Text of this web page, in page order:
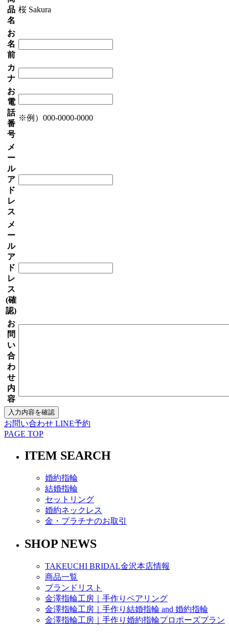
品
名
桜 Sakura
お
名
前
カ
ナ
お
電
話
番
号
※例）000-0000-0000
メ
ー
ル
ア
ド
レ
ス
メ
ー
ル
ア
ド
レ
ス
(確
認)
お
問
い
合
わ
せ
内
容
お問い合わせ LINE予約
PAGE TOP
ITEM SEARCH
婚約指輪
結婚指輪
セットリング
婚約ネックレス
金・プラチナのお取引
SHOP NEWS
TAKEUCHI BRIDAL金沢本店情報
商品一覧
ブランドリスト
金澤指輪工房｜手作りペアリング
金澤指輪工房｜手作り結婚指輪 and 婚約指輪
金澤指輪工房｜手作り婚約指輪プロポーズプラン